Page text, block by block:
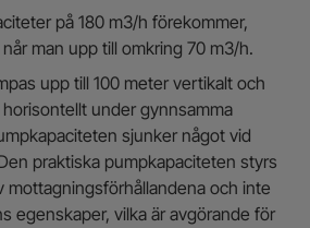
på 180 m3/h förekommer,
man upp till omkring 70 m3/h.
upp till 100 meter vertikalt och
under gynnsamma
sjunker något vid
praktiska pumpkapaciteten styrs
mottagningsförhållandena och inte
egenskaper, vilka är avgörande för